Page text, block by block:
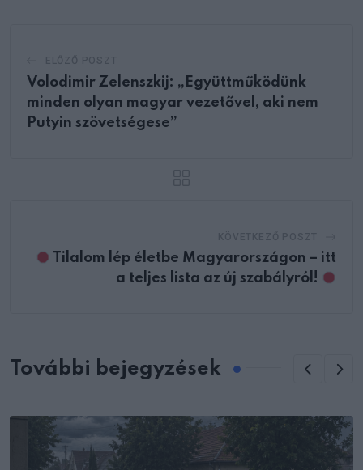
Volodimir Zelenszkij: „Együttműködünk
minden olyan magyar vezetővel, aki nem
Putyin szövetségese”
Tilalom lép életbe Magyarországon – itt
a teljes lista az új szabályról!
További bejegyzések